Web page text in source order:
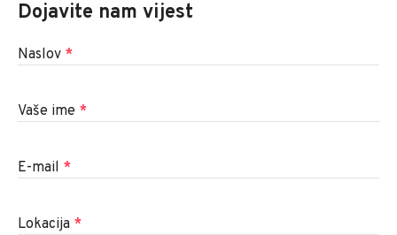
Dojavite nam vijest
Naslov *
Vaše ime *
E-mail *
Lokacija *